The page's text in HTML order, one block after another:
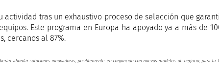
actividad tras un exhaustivo proceso de selección que
Este programa en Europa ha apoyado ya a más de
cercanos al 87%.
abordar soluciones innovadoras, posiblemente en conjunción con nuevos modelos de negocio, para